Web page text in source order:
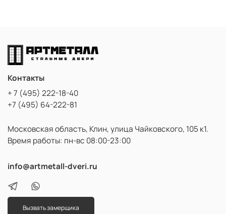
Контакты
+ 7 (495) 222-18-40
+7 (495) 64-222-81
Московская область, Клин, улица Чайковского, 105 к1.
Время работы: пн-вс 08:00-23:00
info@artmetall-dveri.ru
Вызвать замерщика